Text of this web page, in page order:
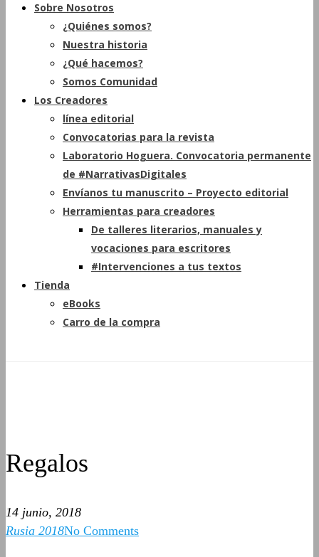
Sobre Nosotros
¿Quiénes somos?
Nuestra historia
¿Qué hacemos?
Somos Comunidad
Los Creadores
línea editorial
Convocatorias para la revista
Laboratorio Hoguera. Convocatoria permanente
de #NarrativasDigitales
Envíanos tu manuscrito – Proyecto editorial
Herramientas para creadores
De talleres literarios, manuales y
vocaciones para escritores
#Intervenciones a tus textos
Tienda
eBooks
Carro de la compra
Regalos
14 junio, 2018
Rusia 2018No Comments